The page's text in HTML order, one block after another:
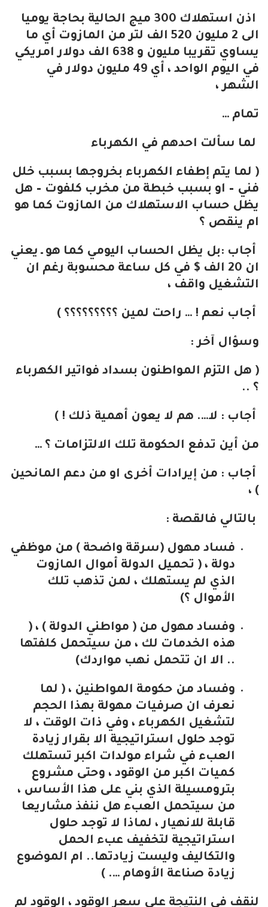
اذن استهلاك 300 ميج الحالية بحاجة يوميا
الى 2 مليون 520 الف لتر من المازوت أي ما
يساوي تقريبا مليون و 638 الف دولار امريكي
في اليوم الواحد ، أي 49 مليون دولار في
الشهر ،
تمام …
لما سألت احدهم في الكهرباء
( لما يتم إطفاء الكهرباء بخروجها بسبب خلل
فني – او بسبب خبطة من مخرب كلفوت – هل
يظل حساب الاستهلاك من المازوت كما هو
ام ينقص ؟
أجاب :بل يظل الحساب اليومي كما هو ـ يعني
ان 20 الف $ في كل ساعة محسوبة رغم ان
التشغيل واقف ،
أجاب نعم ! … راحت لمين ؟؟؟؟؟؟؟؟؟ )
وسؤال آخر :
( هل التزم المواطنون بسداد فواتير الكهرباء
؟ ..
أجاب : لا…. هم لا يعون أهمية ذلك ! )
من أين تدفع الحكومة تلك الالتزامات ؟ …
أجاب : من إيرادات أخرى او من دعم المانحين
) ،
بالتالي فالقصة :
فساد مهول (سرقة واضحة ) من موظفي
دولة ، ( تحميل الدولة أموال المازوت
الذي لم يستهلك ، لمن تذهب تلك
الأموال ؟)
وفساد مهول من ( مواطني الدولة ) ، (
هذه الخدمات لك ، من سيتحمل كلفتها
.. الا ان تتحمل نهب مواردك)
وفساد من حكومة المواطنين ، ( لما
نعرف ان صرفيات مهولة بهذا الحجم
لتشغيل الكهرباء ، وفي ذات الوقت ، لا
توجد حلول استراتيجية الا بقرار زيادة
العبء في شراء مولدات اكبر تستهلك
كميات اكبر من الوقود ، وحتى مشروع
بترومسيلة الذي بني على هذا الأساس ،
من سيتحمل العبء هل ننفذ مشاريعا
قابلة للانهيار ، لماذا لا توجد حلول
استراتيجية لتخفيف عبء الحمل
والتكاليف وليست زيادتها.. ام الموضوع
زيادة صناعة الأوهام …. )
لنقف في النتيجة على سعر الوقود ، الوقود لم